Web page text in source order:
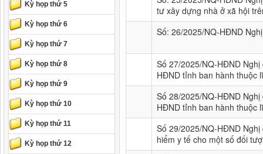
tư xây dựng nhà ở xã hội
Số: 26/2025/NQ-HĐND
Số 27/2025/NQ-HĐND
HĐND tỉnh ban hành thuộc
Số 28/2025/NQ-HĐND
HĐND tỉnh ban hành thuộc
Số 29/2025/NQ-HĐND
hiểm y tế cho một số đối
Kỳ họp thứ 5
Kỳ họp thứ 6
Kỳ họp thứ 7
Kỳ họp thứ 8
Kỳ họp thứ 9
Kỳ họp thứ 10
Kỳ họp thứ 11
Kỳ họp thứ 12